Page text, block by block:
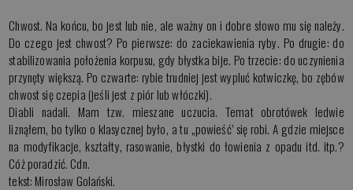
Chwost. Na końcu, bo jest lub nie, ale ważny on i dobre słowo mu się należy.
Do czego jest chwost? Po pierwsze: do zaciekawienia ryby. Po drugie: do
stabilizowania położenia korpusu, gdy błystka bije. Po trzecie: do uczynienia
przynęty większą. Po czwarte: rybie trudniej jest wypluć kotwiczkę, bo zębów
chwost się czepia (jeśli jest z piór lub włóczki).
Diabli nadali. Mam tzw. mieszane uczucia. Temat obrotówek ledwie
liznąłem, bo tylko o klasycznej było, a tu „powieść’ się robi. A gdzie miejsce
na modyfikacje, kształty, rasowanie, błystki do łowienia z opadu itd. itp.?
Cóż poradzić. Cdn.
tekst: Mirosław Golański.